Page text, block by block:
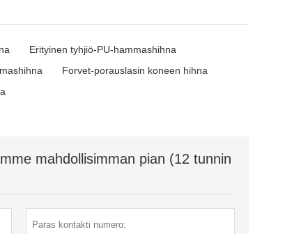
Erityinen tyhjiö-PU-hammashihna
Forvet-porauslasin koneen hihna
mahdollisimman pian (12 tunnin